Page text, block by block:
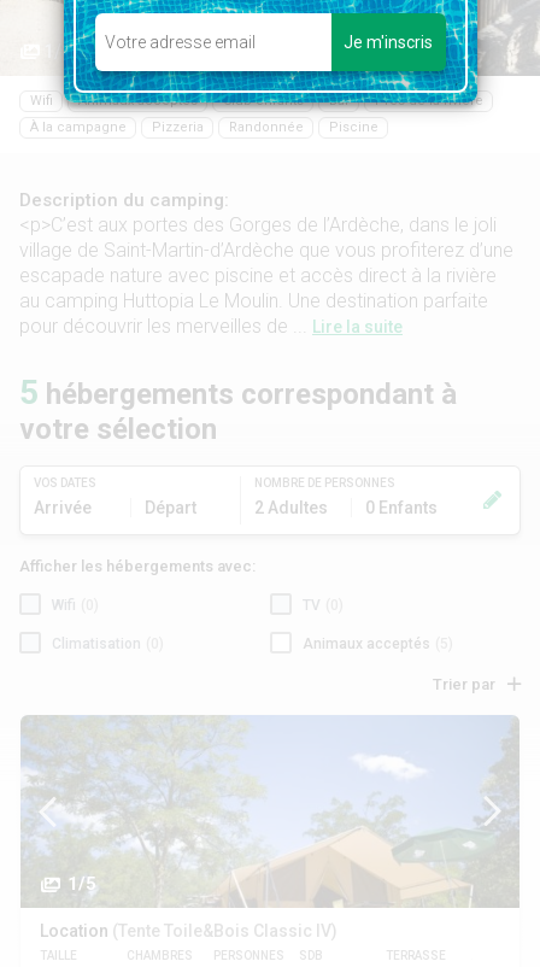
1/8
Wifi Animaux acceptés Club enfants Bar
Près de la rivière
À la campagne
Pizzeria Randonnée Piscine
Description du camping:
<p>C’est aux portes des Gorges de l’Ardèche, dans le joli
village de Saint-Martin-d’Ardèche que vous profiterez d’une
escapade nature avec piscine et accès direct à la rivière
au camping Huttopia Le Moulin. Une destination parfaite
pour découvrir les merveilles de ...
Lire la suite
VOS DATES
Arrivée Départ
NOMBRE DE PERSONNES
2 Adultes 0 Enfants
5 hébergements correspondant à
votre sélection
Afficher les hébergements avec:
Wifi TV
Climatisation Animaux acceptés
Trier par
1/5
Location (Tente Toile&Bois Classic IV)
TAILLE CHAMBRES PERSONNES SDB TERRASSE
Je m'inscris